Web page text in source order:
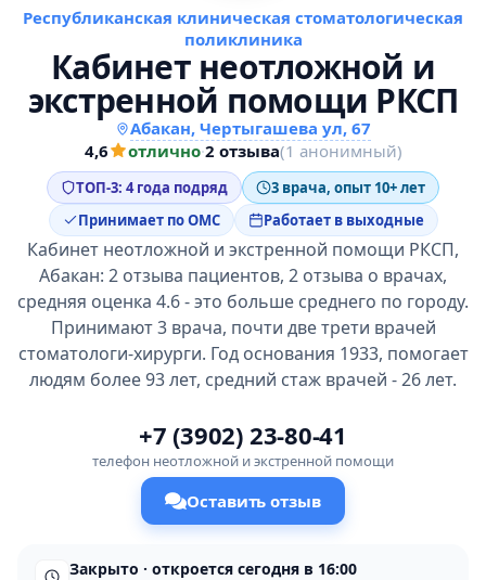
Республиканская клиническая стоматологическая
поликлиника
Кабинет неотложной и
экстренной помощи РКСП
Абакан, Чертыгашева ул, 67
4,6
отлично·2 отзыва(1 анонимный)
ТОП-3: 4 года подряд
3 врача, опыт 10+ лет
Принимает по ОМС
Работает в выходные
Кабинет неотложной и экстренной помощи РКСП,
Абакан: 2 отзыва пациентов, 2 отзыва о врачах,
средняя оценка 4.6 - это больше среднего по городу.
Принимают 3 врача, почти две трети врачей
стоматологи-хирурги. Год основания 1933, помогает
людям более 93 лет, средний стаж врачей - 26 лет.
+7 (3902) 23-80-41
телефон неотложной и экстренной помощи
Оставить отзыв
Закрыто · откроется сегодня в 16:00